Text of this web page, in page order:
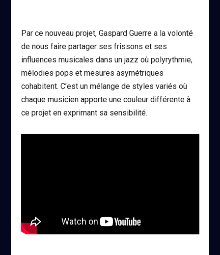
Par ce nouveau projet, Gaspard Guerre a la volonté
de nous faire partager ses frissons et ses
influences musicales dans un jazz où polyrythmie,
mélodies pops et mesures asymétriques
cohabitent. C’est un mélange de styles variés où
chaque musicien apporte une couleur différente à
ce projet en exprimant sa sensibilité.